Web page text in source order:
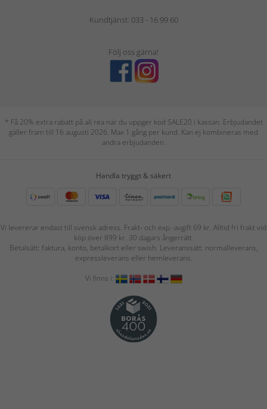
Kundtjänst: 033 - 16 99 60
Följ oss gärna!
* Få 20% extra rabatt på all rea när du uppger kod SALE20 i kassan. Erbjudandet
gäller fram till 16 augusti 2026. Max 1 gång per kund. Kan ej kombineras med
andra erbjudanden.
Handla tryggt & säkert
Vi levererar endast till svensk adress. Frakt- och exp.-avgift 69 kr. Alltid fri frakt vid
köp över 899 kr. 30 dagars ångerrätt.
Betalsätt: faktura, konto, betalkort eller swish. Leveranssätt: normalleverans,
expressleverans eller hemleverans.
Vi finns i: